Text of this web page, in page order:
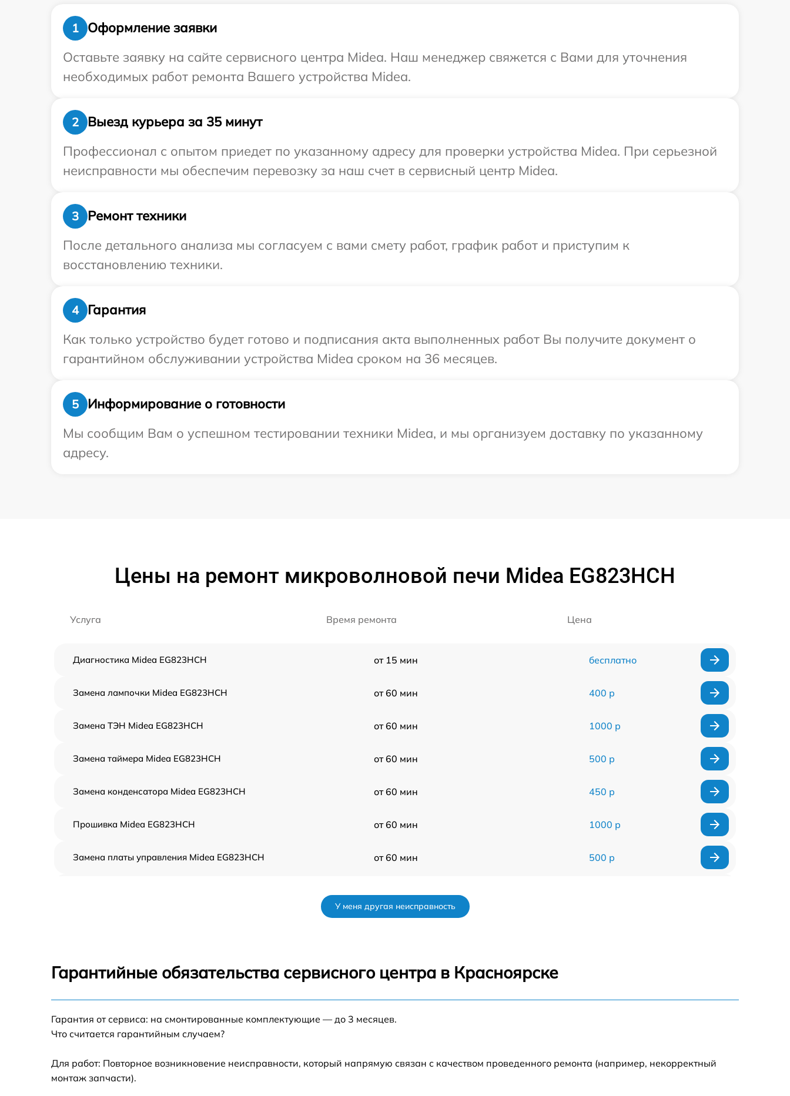
1
Оформление заявки
Оставьте заявку на сайте сервисного центра Midea. Наш менеджер свяжется с Вами для уточнения
необходимых работ ремонта Вашего устройства Midea.
2
Выезд курьера за 35 минут
Профессионал с опытом приедет по указанному адресу для проверки устройства Midea. При серьезной
неисправности мы обеспечим перевозку за наш счет в сервисный центр Midea.
3
Ремонт техники
После детального анализа мы согласуем с вами смету работ, график работ и приступим к
восстановлению техники.
4
Гарантия
Как только устройство будет готово и подписания акта выполненных работ Вы получите документ о
гарантийном обслуживании устройства Midea сроком на 36 месяцев.
5
Информирование о готовности
Мы сообщим Вам о успешном тестировании техники Midea, и мы организуем доставку по указанному
адресу.
Цены на ремонт микроволновой печи Midea EG823HCH
Услуга Время ремонта Цена
Диагностика Midea EG823HCH от 15 мин бесплатно
Замена лампочки Midea EG823HCH от 60 мин 400 р
Замена ТЭН Midea EG823HCH от 60 мин 1000 р
Замена таймера Midea EG823HCH от 60 мин 500 р
Замена конденсатора Midea EG823HCH от 60 мин 450 р
Прошивка Midea EG823HCH от 60 мин 1000 р
Замена платы управления Midea EG823HCH от 60 мин 500 р
Ремонт волновода Midea EG823HCH от 60 мин
EG823HCH
У меня другая неисправность
Гарантийные обязательства сервисного центра в Красноярске
Гарантия от сервиса: на смонтированные комплектующие — до 3 месяцев.
Что считается гарантийным случаем?
Для работ: Повторное возникновение неисправности, который напрямую связан с качеством проведенного ремонта (например, некорректный
монтаж запчасти).